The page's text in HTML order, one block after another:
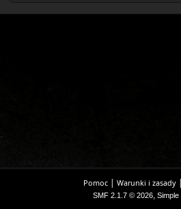
Pomoc| Warunki i zasady|
SMF 2.1.7 © 2026, Simple